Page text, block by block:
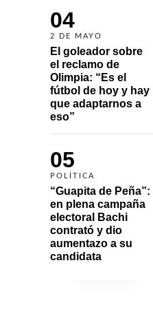
04
2 DE MAYO
El goleador sobre
el reclamo de
Olimpia: “Es el
fútbol de hoy y hay
que adaptarnos a
eso”
05
POLÍTICA
“Guapita de Peña”:
en plena campaña
electoral Bachi
contrató y dio
aumentazo a su
candidata